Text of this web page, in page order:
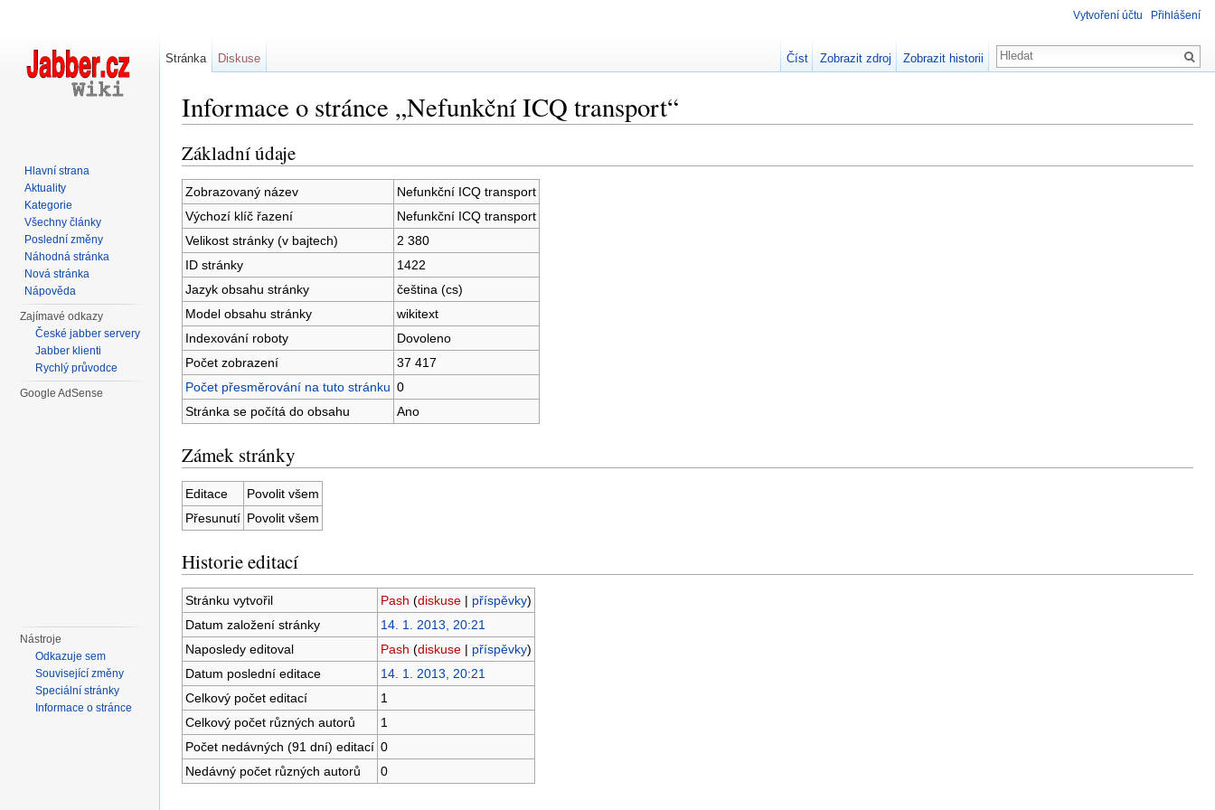
Informace o stránce „Nefunkční ICQ transport“
Základní údaje
Zobrazovaný název
Nefunkční ICQ transport
Výchozí klíč řazení
Nefunkční ICQ transport
Velikost stránky (v bajtech)
2 380
ID stránky
1422
Jazyk obsahu stránky
čeština (cs)
Model obsahu stránky
wikitext
Indexování roboty
Dovoleno
Počet zobrazení
37 417
Počet přesměrování na tuto stránku 0
Stránka se počítá do obsahu
Ano
Zámek stránky
Editace
Povolit všem
Přesunutí Povolit všem
Historie editací
Stránku vytvořil Pash (diskuse| příspěvky)
Datum založení stránky
14. 1. 2013, 20:21
Naposledy editoval
Pash (diskuse| příspěvky)
Datum poslední editace
14. 1. 2013, 20:21
Celkový počet editací
1
Celkový počet různých autorů
1
Počet nedávných (91 dní) editací 0
Nedávný počet různých autorů
0
Vytvoření účtu Přihlášení
Stránka Diskuse Číst Zobrazit zdroj Zobrazit historii
Hlavní strana
Aktuality
Kategorie
Všechny články
Poslední změny
Náhodná stránka
Nová stránka
Nápověda
Zajímavé odkazy
České jabber servery
Jabber klienti
Rychlý průvodce
Google AdSense
Nástroje
Odkazuje sem
Související změny
Speciální stránky
Informace o stránce